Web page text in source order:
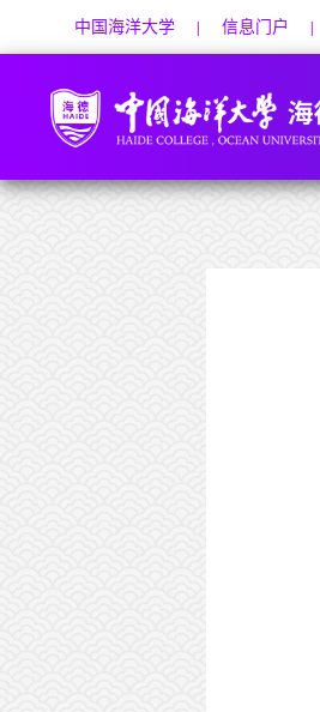
中国海洋大学 | 信息门户 |